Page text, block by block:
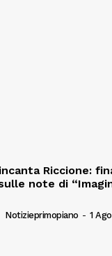
Riccione:
note di
Notizieprimopiano - 1